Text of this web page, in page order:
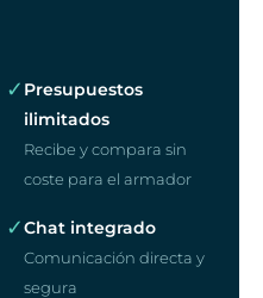
✓ Presupuestos
ilimitados
Recibe y compara sin
coste para el armador
✓Chat integrado
Comunicación directa y
segura